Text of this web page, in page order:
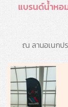
แบรนด์น้ำหอ
ณ ลานอเนกป